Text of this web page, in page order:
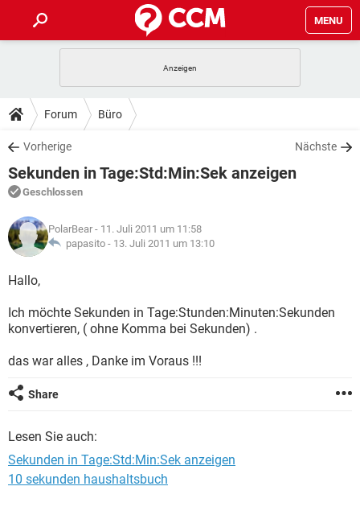
MENU
ANDROID
WINDOWS 10
WHATSAPP TIKTOK
FACEBOOK
TIPPS & TRICKS
SPIELE
WINDOWS 10
WHATSAPP
FACEBOOK HARDWARE
DOWNLOADS
SPIELE STREAMING
ANDROID
WINDOWS 10 INSTAGRAM
WHATSAPP
FACEBOOK
FORUM
SPIELE
ANDROID IOS
FACEBOOK HARDWARE
LEXIKON
SPIELE
ANDROID
WINDOWS 10 INSTAGRAM
FACEBOOK HARDWARE
Forum Büro
Vorherige Nächste
Sekunden in Tage:Std:Min:Sek anzeigen
Geschlossen
PolarBear - 11. Juli 2011 um 11:58
papasito - 13. Juli 2011 um 13:10
Hallo,
Ich möchte Sekunden in Tage:Stunden:Minuten:Sekunden
konvertieren, ( ohne Komma bei Sekunden) .
das war alles , Danke im Voraus !!!
Share
Lesen Sie auch:
Sekunden in Tage:Std:Min:Sek anzeigen
10 sekunden haushaltsbuch